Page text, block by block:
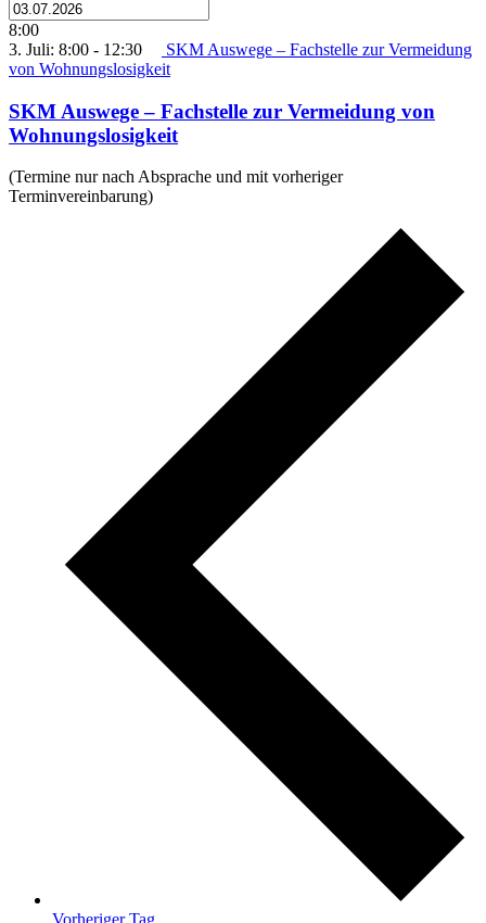
8:00
3. Juli: 8:00 - 12:30
SKM Auswege – Fachstelle zur Vermeidung
von Wohnungslosigkeit
SKM Auswege – Fachstelle zur Vermeidung von
Wohnungslosigkeit
(Termine nur nach Absprache und mit vorheriger
Terminvereinbarung)
Vorheriger Tag